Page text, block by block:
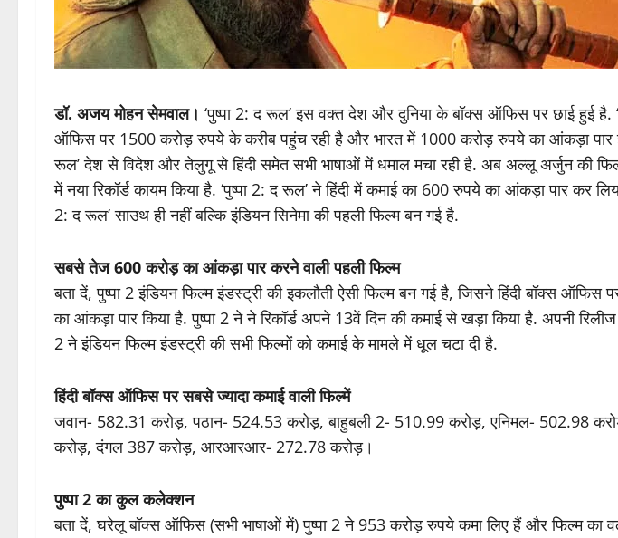
डॉ. अजय मोहन सेमवाल। ‘पुष्पा 2: द रूल’ इस वक्त देश और दुनिया के बॉक्स ऑफिस पर छाई हुई है.
ऑफिस पर 1500 करोड़ रुपये के करीब पहुंच रही है और भारत में 1000 करोड़ रुपये का आंकड़ा पार
रूल’ देश से विदेश और तेलुगू से हिंदी समेत सभी भाषाओं में धमाल मचा रही है. अब अल्लू अर्जुन की फिल्म
में नया रिकॉर्ड कायम किया है. ‘पुष्पा 2: द रूल’ ने हिंदी में कमाई का 600 रुपये का आंकड़ा पार कर
2: द रूल’ साउथ ही नहीं बल्कि इंडियन सिनेमा की पहली फिल्म बन गई है.
सबसे तेज 600 करोड़ का आंकड़ा पार करने वाली पहली फिल्म
बता दें, पुष्पा 2 इंडियन फिल्म इंडस्ट्री की इकलौती ऐसी फिल्म बन गई है, जिसने हिंदी बॉक्स
का आंकड़ा पार किया है. पुष्पा 2 ने ने रिकॉर्ड अपने 13वें दिन की कमाई से खड़ा किया है. अपनी
2 ने इंडियन फिल्म इंडस्ट्री की सभी फिल्मों को कमाई के मामले में धूल चटा दी है.
हिंदी बॉक्स ऑफिस पर सबसे ज्यादा कमाई वाली फिल्में
जवान- 582.31 करोड़, पठान- 524.53 करोड़, बाहुबली 2- 510.99 करोड़, एनिमल- 502.98
करोड़, दंगल 387 करोड़, आरआरआर- 272.78 करोड़।
पुष्पा 2 का कुल कलेक्शन
बता दें, घरेलू बॉक्स ऑफिस (सभी भाषाओं में) पुष्पा 2 ने 953 करोड़ रुपये कमा लिए हैं और फिल्म का